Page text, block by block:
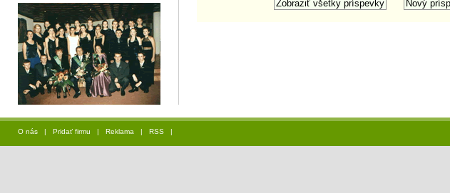
O nás | Pridať firmu | Reklama | RSS |